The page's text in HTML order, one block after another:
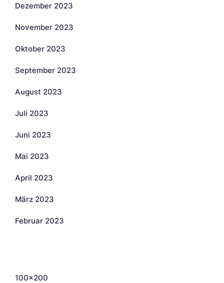
Dezember 2023
November 2023
Oktober 2023
September 2023
August 2023
Juli 2023
Juni 2023
Mai 2023
April 2023
März 2023
Februar 2023
100×200